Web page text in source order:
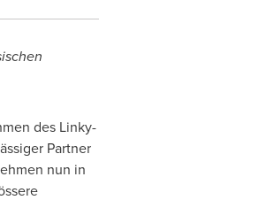
des Linky-
Partner
nun in